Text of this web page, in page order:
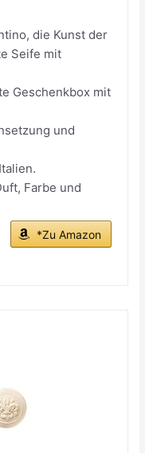
die Kunst der
Seife mit
Geschenkbox mit
und
Farbe und
*Zu Amazon